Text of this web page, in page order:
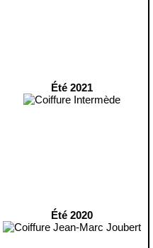
Été 2021
Été 2020